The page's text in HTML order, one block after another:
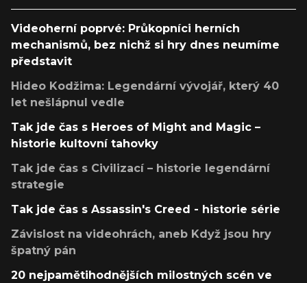
Videoherní poprvé: Průkopníci herních
mechanismů, bez nichž si hry dnes neumíme
představit
Hideo Kodžima: Legendární vývojář, který 40
let nešlápnul vedle
Tak jde čas s Heroes of Might and Magic –
historie kultovní tahovky
Tak jde čas s Civilizací – historie legendární
strategie
Tak jde čas s Assassin's Creed - historie série
Závislost na videohrách, aneb Když jsou hry
špatný pán
20 nejpamětihodnějších milostných scén ve